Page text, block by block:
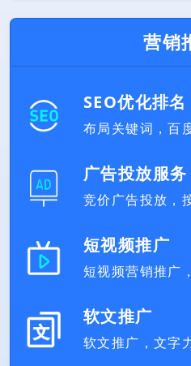
营销
SEO优化排名
布局关键词，百
广告投放服务
竞价广告投放，
短视频推广
短视频营销推广
软文推广
软文推广，文字